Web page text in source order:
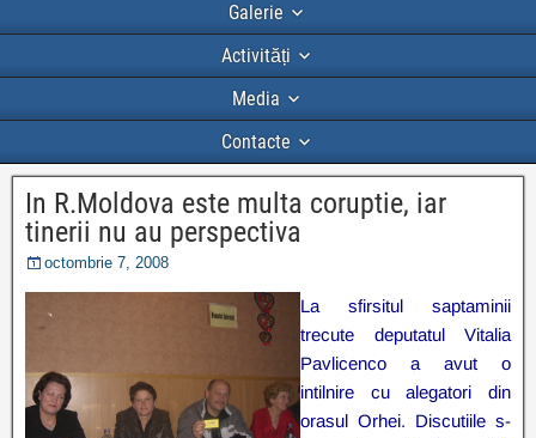
Galerie
Activități
Media
Contacte
In R.Moldova este multa coruptie, iar
tinerii nu au perspectiva
octombrie 7, 2008
La sfirsitul saptaminii
trecute deputatul Vitalia
Pavlicenco a avut o
intilnire cu alegatori din
orasul Orhei. Discutiile s-